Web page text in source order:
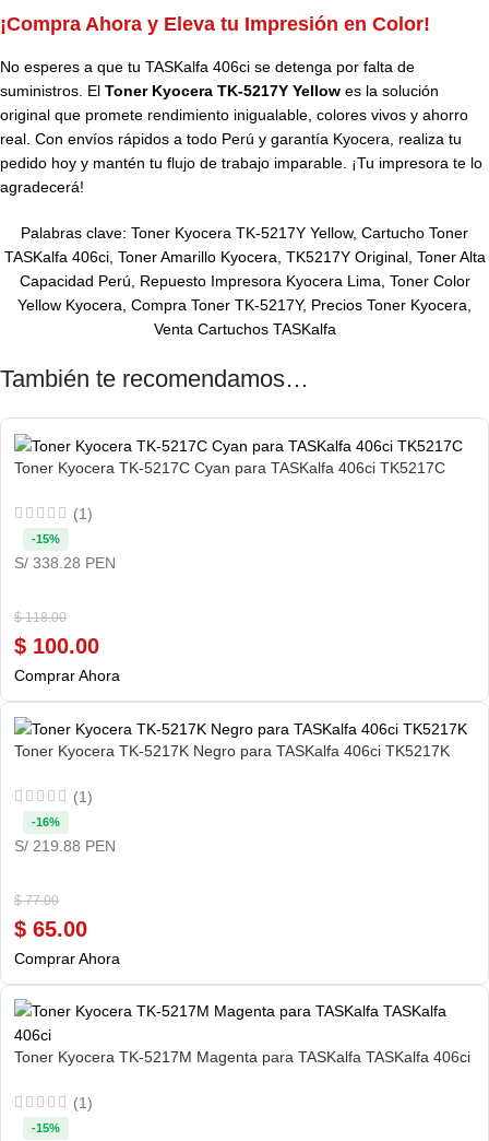
¡Compra Ahora y Eleva tu Impresión en Color!
No esperes a que tu TASKalfa 406ci se detenga por falta de
suministros. El Toner Kyocera TK-5217Y Yellow es la solución
original que promete rendimiento inigualable, colores vivos y ahorro
real. Con envíos rápidos a todo Perú y garantía Kyocera, realiza tu
pedido hoy y mantén tu flujo de trabajo imparable. ¡Tu impresora te lo
agradecerá!
Palabras clave: Toner Kyocera TK-5217Y Yellow, Cartucho Toner
TASKalfa 406ci, Toner Amarillo Kyocera, TK5217Y Original, Toner Alta
Capacidad Perú, Repuesto Impresora Kyocera Lima, Toner Color
Yellow Kyocera, Compra Toner TK-5217Y, Precios Toner Kyocera,
Venta Cartuchos TASKalfa
También te recomendamos…
Toner Kyocera TK-5217C Cyan para TASKalfa 406ci TK5217C
(1)
$118.00
$ 100.00
-15%
S/ 338.28 PEN
Comprar Ahora
Toner Kyocera TK-5217K Negro para TASKalfa 406ci TK5217K
(1)
$77.00
$ 65.00
-16%
S/ 219.88 PEN
Comprar Ahora
Toner Kyocera TK-5217M Magenta para TASKalfa TASKalfa 406ci
(1)
-15%